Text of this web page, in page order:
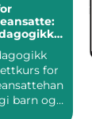
for
barn og